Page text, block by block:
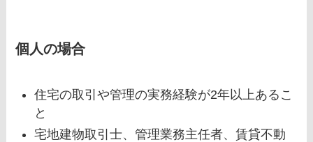
個人の場合
住宅の取引や管理の実務経験が2年以上あるこ
と
宅地建物取引士、管理業務主任者、賃貸不動